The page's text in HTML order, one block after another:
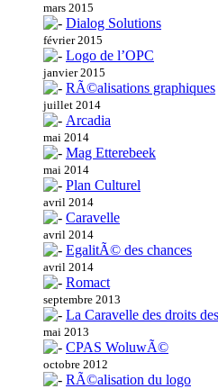
mars 2015
Dialog Solutions
février 2015
Logo de l’OPC
janvier 2015
RÃ©alisations graphiques
juillet 2014
Arcadia
mai 2014
Mag Etterebeek
mai 2014
Plan Culturel
avril 2014
Caravelle
avril 2014
EgalitÃ© des chances
avril 2014
Romact
septembre 2013
La Caravelle des droits
mai 2013
CPAS WoluwÃ©
octobre 2012
RÃ©alisation du logo